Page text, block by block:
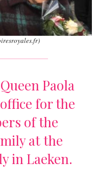
Paola
for the
of the
at the
in Laeken.